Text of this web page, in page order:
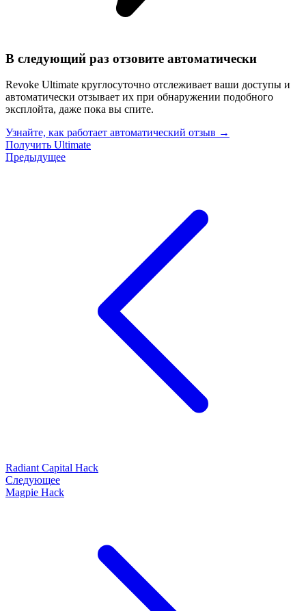
В следующий раз отзовите автоматически
Revoke Ultimate круглосуточно отслеживает ваши доступы и
автоматически отзывает их при обнаружении подобного
эксплойта, даже пока вы спите.
Узнайте, как работает автоматический отзыв →
Получить Ultimate
Предыдущее
Radiant Capital Hack
Следующее
Magpie Hack